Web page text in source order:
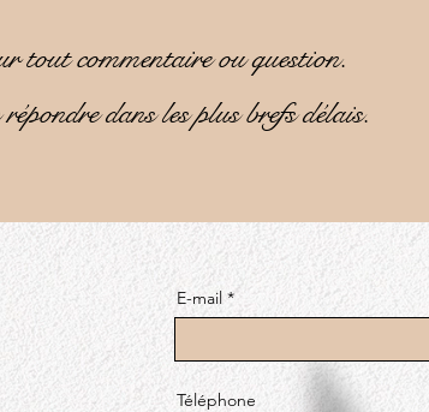
tout commentaire ou question.
dans les plus brefs délais.
E-mail
Téléphone